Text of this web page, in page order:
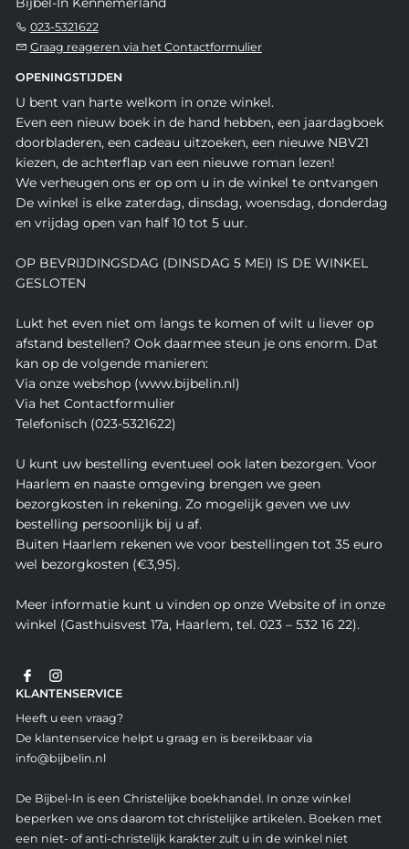
023-5321622
Graag reageren via het Contactformulier
OPENINGSTIJDEN
U bent van harte welkom in onze winkel.
Even een nieuw boek in de hand hebben, een jaardagboek
doorbladeren, een cadeau uitzoeken, een nieuwe NBV21
kiezen, de achterflap van een nieuwe roman lezen!
We verheugen ons er op om u in de winkel te ontvangen
De winkel is elke zaterdag, dinsdag, woensdag, donderdag
en vrijdag open van half 10 tot 5 uur.
OP BEVRIJDINGSDAG (DINSDAG 5 MEI) IS DE WINKEL
GESLOTEN
Lukt het even niet om langs te komen of wilt u liever op
afstand bestellen? Ook daarmee steun je ons enorm. Dat
kan op de volgende manieren:
Via onze webshop (www.bijbelin.nl)
Via het Contactformulier
Telefonisch (023-5321622)
U kunt uw bestelling eventueel ook laten bezorgen. Voor
Haarlem en naaste omgeving brengen we geen
bezorgkosten in rekening. Zo mogelijk geven we uw
bestelling persoonlijk bij u af.
Buiten Haarlem rekenen we voor bestellingen tot 35 euro
wel bezorgkosten (€3,95).
Meer informatie kunt u vinden op onze Website of in onze
winkel (Gasthuisvest 17a, Haarlem, tel. 023 – 532 16 22).
KLANTENSERVICE
Heeft u een vraag?
De klantenservice helpt u graag en is bereikbaar via
info@bijbelin.nl
De Bijbel-In is een Christelijke boekhandel. In onze winkel
beperken we ons daarom tot christelijke artikelen. Boeken met
een niet- of anti-christelijk karakter zult u in de winkel niet